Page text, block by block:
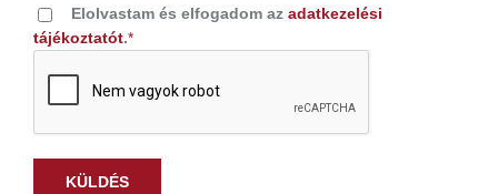
Elolvastam és elfogadom az adatkezelési
tájékoztatót.*